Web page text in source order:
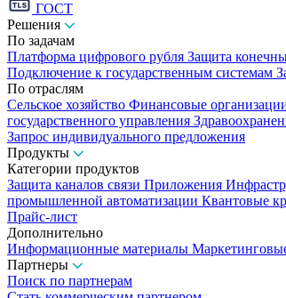
ГОСТ
Решения
По задачам
Платформа цифрового рубля Защита
Подключение к государственным системам
По отраслям
Сельское хозяйство Финансовые
государственного управления
Запрос индивидуального предложения
Продукты
Категории продуктов
Защита каналов связи Приложения
промышленной автоматизации Квантовые
Прайс-лист
Дополнительно
Информационные материалы
Партнеры
Поиск по партнерам